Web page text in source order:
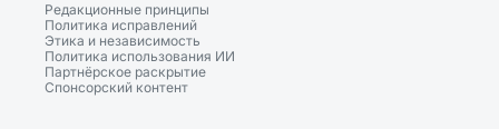
Редакционные принципы
Политика исправлений
Этика и независимость
Политика использования ИИ
Партнёрское раскрытие
Спонсорский контент